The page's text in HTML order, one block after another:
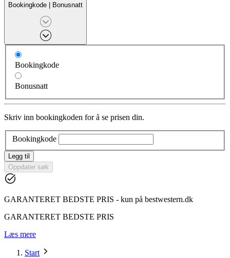
Bookingkode | Bonusnatt
Bookingkode
Bonusnatt
Skriv inn bookingkoden for å se prisen din.
Bookingkode
Legg til
Oppdater søk
GARANTERET BEDSTE PRIS - kun på bestwestern.dk
GARANTERET BEDSTE PRIS
Læs mere
Start